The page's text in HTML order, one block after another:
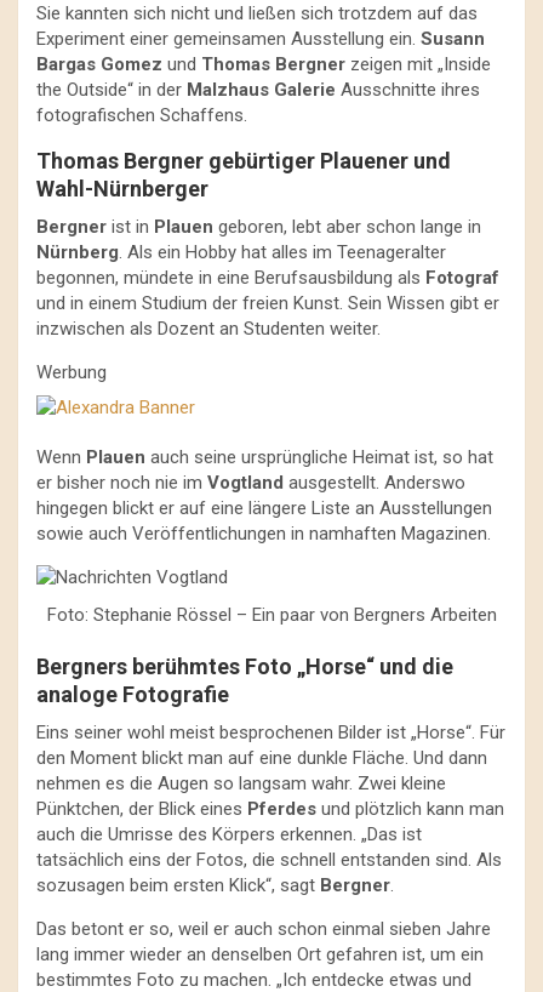
Sie kannten sich nicht und ließen sich trotzdem auf das
Experiment einer gemeinsamen Ausstellung ein. Susann
Bargas Gomez und Thomas Bergner zeigen mit „Inside
the Outside“ in der Malzhaus Galerie Ausschnitte ihres
fotografischen Schaffens.
Thomas Bergner gebürtiger Plauener und
Wahl-Nürnberger
Bergner ist in Plauen geboren, lebt aber schon lange in
Nürnberg. Als ein Hobby hat alles im Teenageralter
begonnen, mündete in eine Berufsausbildung als Fotograf
und in einem Studium der freien Kunst. Sein Wissen gibt er
inzwischen als Dozent an Studenten weiter.
Werbung
Wenn Plauen auch seine ursprüngliche Heimat ist, so hat
er bisher noch nie im Vogtland ausgestellt. Anderswo
hingegen blickt er auf eine längere Liste an Ausstellungen
sowie auch Veröffentlichungen in namhaften Magazinen.
Foto: Stephanie Rössel – Ein paar von Bergners Arbeiten
Bergners berühmtes Foto „Horse“ und die
analoge Fotografie
Eins seiner wohl meist besprochenen Bilder ist „Horse“. Für
den Moment blickt man auf eine dunkle Fläche. Und dann
nehmen es die Augen so langsam wahr. Zwei kleine
Pünktchen, der Blick eines Pferdes und plötzlich kann man
auch die Umrisse des Körpers erkennen. „Das ist
tatsächlich eins der Fotos, die schnell entstanden sind. Als
sozusagen beim ersten Klick“, sagt Bergner.
Das betont er so, weil er auch schon einmal sieben Jahre
lang immer wieder an denselben Ort gefahren ist, um ein
bestimmtes Foto zu machen. „Ich entdecke etwas und